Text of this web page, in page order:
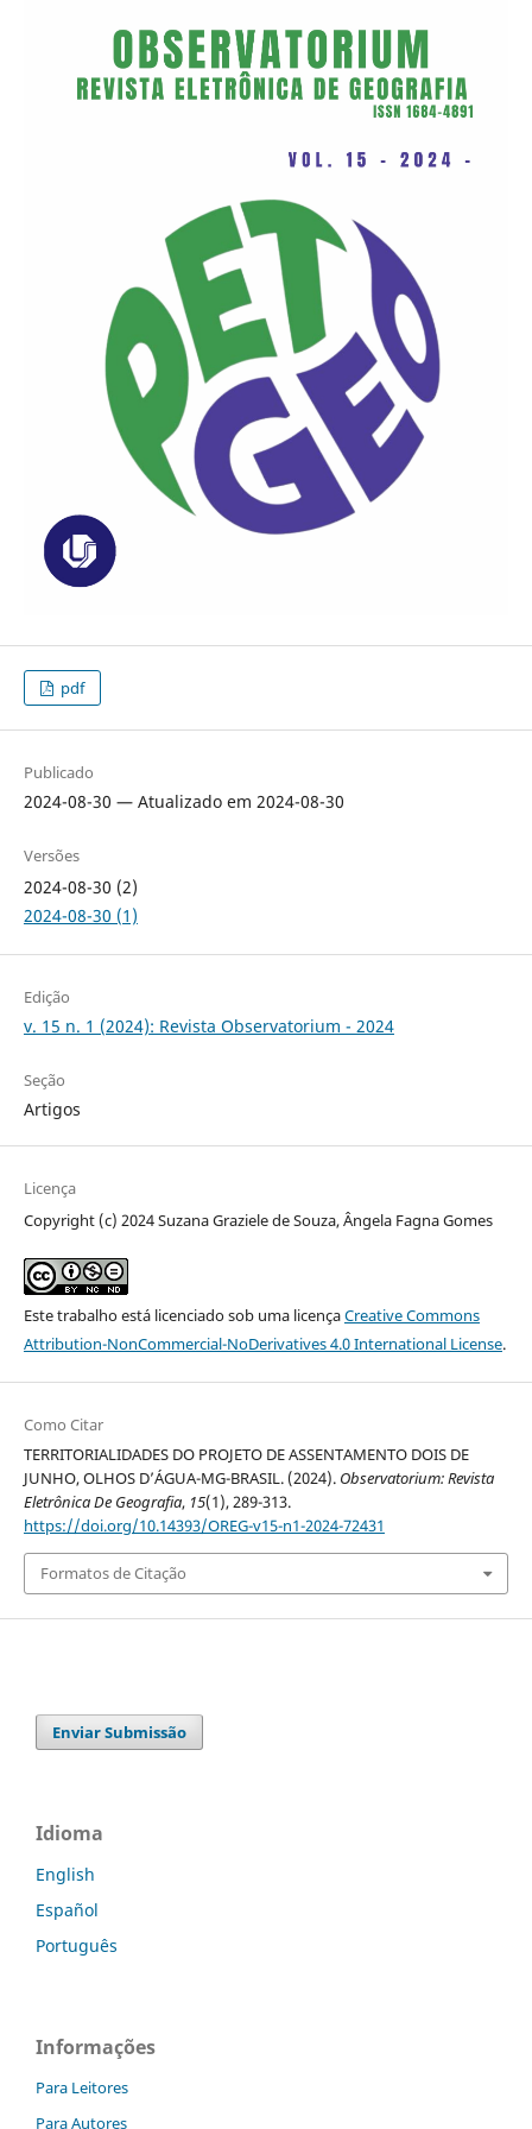
pdf
Publicado
2024-08-30 — Atualizado em 2024-08-30
Versões
2024-08-30 (2)
2024-08-30 (1)
Edição
v. 15 n. 1 (2024): Revista Observatorium - 2024
Seção
Artigos
Licença
Copyright (c) 2024 Suzana Graziele de Souza, Ângela Fagna Gomes
Este trabalho está licenciado sob uma licençaCreative Commons
Attribution-NonCommercial-NoDerivatives 4.0 International License.
Como Citar
TERRITORIALIDADES DO PROJETO DE ASSENTAMENTO DOIS DE
JUNHO, OLHOS D’ÁGUA-MG-BRASIL. (2024). Observatorium: Revista
Eletrônica De Geografia, 15(1), 289-313.
https://doi.org/10.14393/OREG-v15-n1-2024-72431
Formatos de Citação
Enviar Submissão
Idioma
English
Español
Português
Informações
Para Leitores
Para Autores